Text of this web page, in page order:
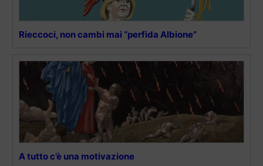
Rieccoci, non cambi mai “perfida Albione”
A tutto c’è una motivazione